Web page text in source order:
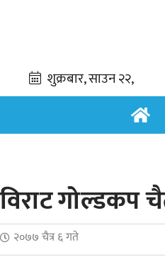
विराट गोल्डकप
२०७७ चैत्र ६ गते